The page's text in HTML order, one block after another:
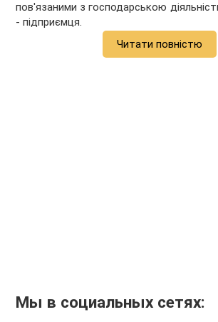
пов'язаними з господарською
- підприємця.
Читати повністю
Мы в социальных сетях: